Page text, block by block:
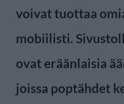
voivat tuottaa
mobiilisti.
ovat eräänlaisia
joissa poptähdet